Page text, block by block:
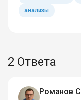
анализы
2 Ответа
Романов